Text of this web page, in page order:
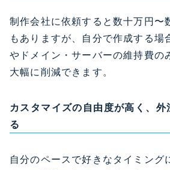
制作会社に依頼すると数十万円〜
もありますが、自分で作成する場
やドメイン・サーバーの維持費の
大幅に削減できます。
カスタマイズの 自由度が高く、
る
自分のペースで好きなタイミング